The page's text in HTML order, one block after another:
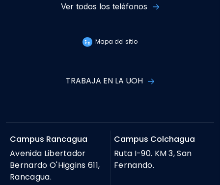
Ver todos los teléfonos
Mapa del sitio
TRABAJA EN LA UOH
Campus Rancagua
Avenida Libertador
Bernardo O'Higgins 611,
Rancagua.
Campus Colchagua
Ruta I-90. KM 3, San
Fernando.